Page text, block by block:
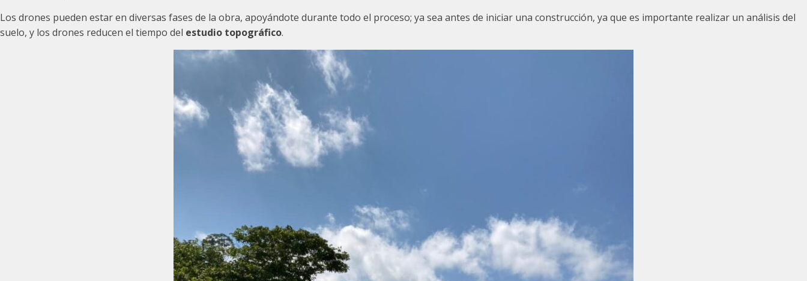
Los drones pueden estar en diversas fases de la obra, apoyándote durante todo el proceso; ya sea antes de iniciar una construcción, ya que es importante realizar un análisis del
suelo, y los drones reducen el tiempo del estudio topográfico.